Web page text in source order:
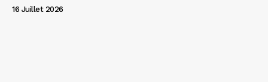
16 Juillet 2026